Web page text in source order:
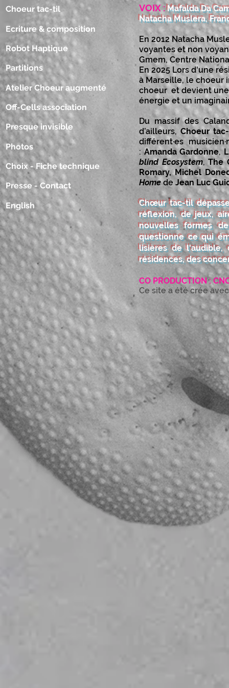
VOIX :Mafalda Da
Natacha Muslera,
En 2012 Natacha
voyantes et non
Gmem, Centre
En 2025 Lors d'une
à Marseille, le choeur
choeur et devient une
énergie et un
Du massif des
d’ailleurs, Choeur
différent·es
:Amanda Gardonne,
blind Ecosystem,The
Romary, Michel
HomedeJean Luc
Chœur tac-til
réflexion, de jeux,
nouvelles formes
questionne ce qui
lisières de l'audible,
résidences, des
CO PRODUCTION :
Ce site a été crée
Choeur tac-til
Ecriture & composition
Robot Haptique
Partitions
Atelier Choeur augmenté
Off-Cells association
Presque invisible
Photos
Choix - Fiche technique
Presse - Contact
English